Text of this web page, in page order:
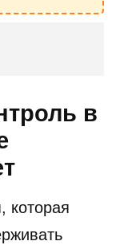
в
которая